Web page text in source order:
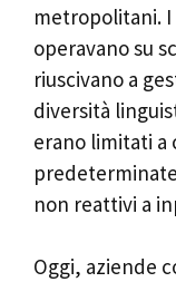
metropolitani.
operavano su
riuscivano a
diversità
erano limitati a
non reattivi a
Oggi, aziende